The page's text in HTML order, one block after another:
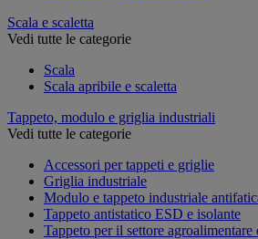
Scala e scaletta
Vedi tutte le categorie
Scala
Scala apribile e scaletta
Tappeto, modulo e griglia industriali
Vedi tutte le categorie
Accessori per tappeti e griglie
Griglia industriale
Modulo e tappeto industriale
Tappeto antistatico ESD e isolante
Tappeto per il settore agroalimentare